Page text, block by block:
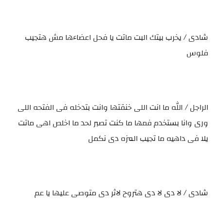
شادى / يخرب بيتك البت ماتت يا فحل اعضاءها مش هتجيب
فلوس
الراجل / الله ما انت اللى خنقتها وانت بتدخله فى الفتحه اللى
ورى وانا بستخدم فمها ما كنت تصبر لحد ما اخلص اهى ماتت
يلا فى داهيه ما تجيب المزه دى نكمل
شادى / لا دى لا دى هتروح لاثر دى متوصى عليها يا عم